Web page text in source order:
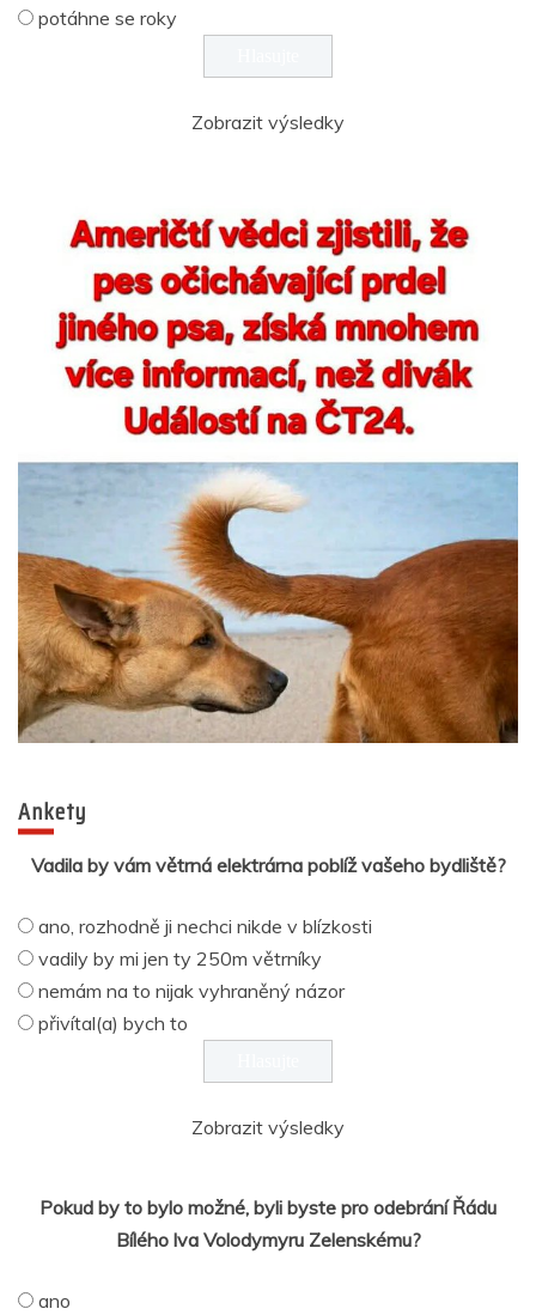
potáhne se roky
Zobrazit výsledky
Ankety
Vadila by vám větrná elektrárna poblíž vašeho bydliště?
ano, rozhodně ji nechci nikde v blízkosti
vadily by mi jen ty 250m větrníky
nemám na to nijak vyhraněný názor
přivítal(a) bych to
Zobrazit výsledky
Pokud by to bylo možné, byli byste pro odebrání Řádu
Bílého lva Volodymyru Zelenskému?
ano